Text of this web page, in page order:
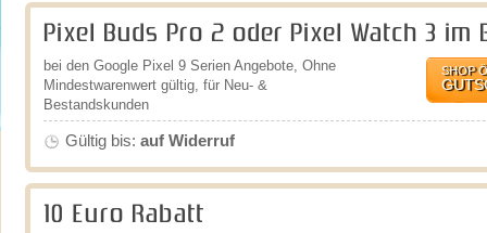
Pixel Buds Pro 2 oder Pixel Watch 3 im
bei den Google Pixel 9 Serien Angebote, Ohne
Mindestwarenwert gültig, für Neu- &
Bestandskunden
SHOP
Gültig bis: auf Widerruf
10 Euro Rabatt